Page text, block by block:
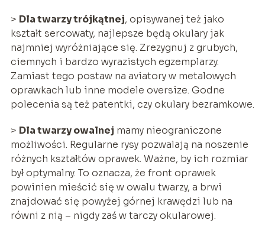
> Dla twarzy trójkątnej, opisywanej też jako
kształt sercowaty, najlepsze będą okulary jak
najmniej wyróżniające się. Zrezygnuj z grubych,
ciemnych i bardzo wyrazistych egzemplarzy.
Zamiast tego postaw na aviatory w metalowych
oprawkach lub inne modele oversize. Godne
polecenia są też patentki, czy okulary bezramkowe.
> Dla twarzy owalnej mamy nieograniczone
możliwości. Regularne rysy pozwalają na noszenie
różnych kształtów oprawek. Ważne, by ich rozmiar
był optymalny. To oznacza, że front oprawek
powinien mieścić się w owalu twarzy, a brwi
znajdować się powyżej górnej krawędzi lub na
równi z nią – nigdy zaś w tarczy okularowej.